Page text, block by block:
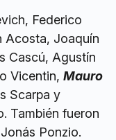
Federico
Acosta, Joaquín
Cascú, Agustín
Vicentin, Mauro
Scarpa y
También fueron
Ponzio.